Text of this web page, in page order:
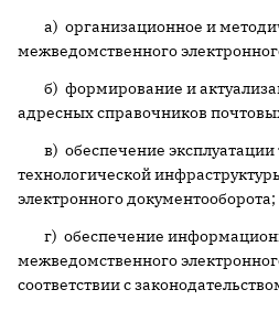
а) организационное и
межведомственного
б) формирование и
адресных справочников
в) обеспечение эксплуатации
технологической
электронного документооборота;
г) обеспечение
межведомственного
соответствии с